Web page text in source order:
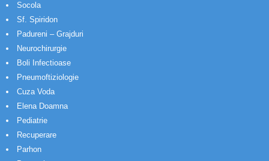
Socola
Sf. Spiridon
Padureni – Grajduri
Neurochirurgie
Boli Infectioase
Pneumoftiziologie
Cuza Voda
Elena Doamna
Pediatrie
Recuperare
Parhon